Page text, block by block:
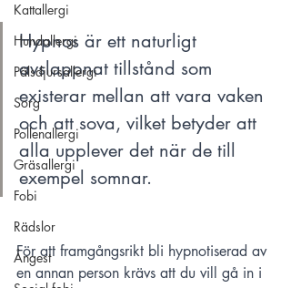
Kattallergi
Hundallergi
Pälsdjursallergi
Sorg
Pollenallergi
Gräsallergi
Fobi
Rädslor
Ångest
Hypnos är ett naturligt
avslappnat tillstånd som
existerar mellan att vara vaken
och att sova, vilket betyder att
alla upplever det när de till
exempel somnar.
För att framgångsrikt bli hypnotiserad av
en annan person krävs att du vill gå in i